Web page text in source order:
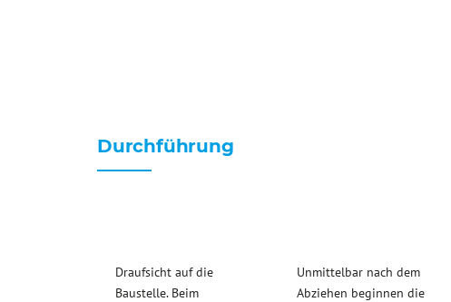
Durchführung
Draufsicht auf die
Baustelle. Beim
Unmittelbar nach dem
Abziehen beginnen die